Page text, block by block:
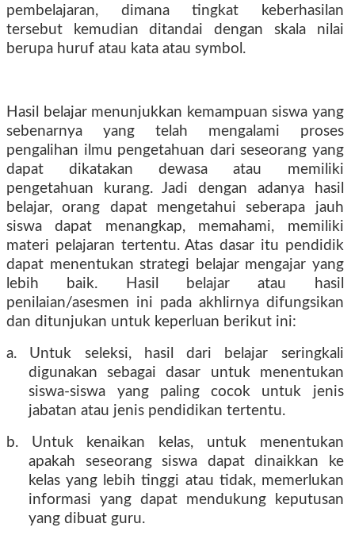
pembelajaran, dimana tingkat keberhasilan
tersebut kemudian ditandai dengan skala nilai
berupa huruf atau kata atau symbol.
Hasil belajar menunjukkan kemampuan siswa yang
sebenarnya yang telah mengalami proses
pengalihan ilmu pengetahuan dari seseorang yang
dapat dikatakan dewasa atau memiliki
pengetahuan kurang. Jadi dengan adanya hasil
belajar, orang dapat mengetahui seberapa jauh
siswa dapat menangkap, memahami, memiliki
materi pelajaran tertentu. Atas dasar itu pendidik
dapat menentukan strategi belajar mengajar yang
lebih baik. Hasil belajar atau hasil
penilaian/asesmen ini pada akhlirnya difungsikan
dan ditunjukan untuk keperluan berikut ini:
a. Untuk seleksi, hasil dari belajar seringkali
digunakan sebagai dasar untuk menentukan
siswa-siswa yang paling cocok untuk jenis
jabatan atau jenis pendidikan tertentu.
b. Untuk kenaikan kelas, untuk menentukan
apakah seseorang siswa dapat dinaikkan ke
kelas yang lebih tinggi atau tidak, memerlukan
informasi yang dapat mendukung keputusan
yang dibuat guru.